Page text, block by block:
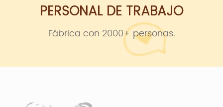
PERSONAL DE TRABAJO
Fábrica con 2000+ personas.